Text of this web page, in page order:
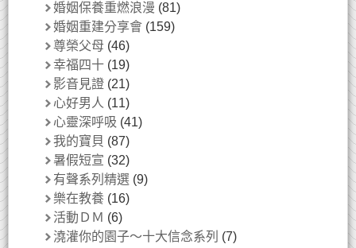
婚姻保養重燃浪漫 (81)
婚姻重建分享會 (159)
尊榮父母 (46)
幸福四十 (19)
影音見證 (21)
心好男人 (11)
心靈深呼吸 (41)
我的寶貝 (87)
暑假短宣 (32)
有聲系列精選 (9)
樂在教養 (16)
活動ＤＭ (6)
澆灌你的園子～十大信念系列 (7)